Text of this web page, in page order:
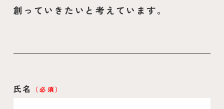
創っていきたいと考えています。
氏名 （必須）